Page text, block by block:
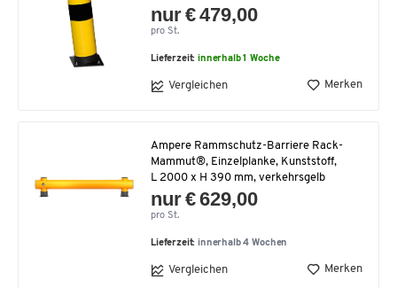
nur € 479,00
pro St.
Lieferzeit:innerhalb 1 Woche
Vergleichen Merken
Ampere Rammschutz-Barriere Rack-
Mammut®, Einzelplanke, Kunststoff,
L 2000 x H 390 mm, verkehrsgelb
nur € 629,00
pro St.
Lieferzeit: innerhalb 4 Wochen
Vergleichen Merken